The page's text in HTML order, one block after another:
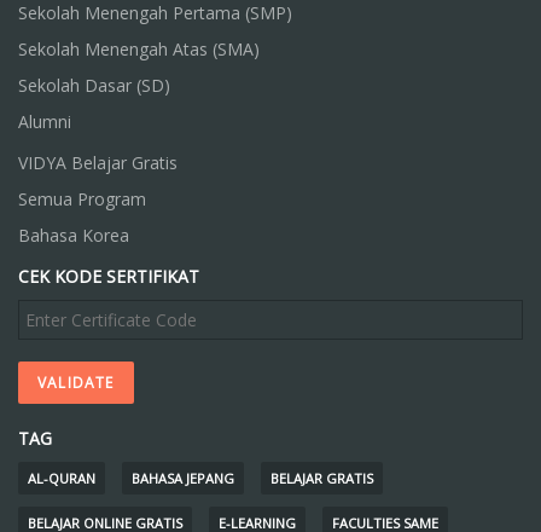
Sekolah Menengah Pertama (SMP)
Sekolah Menengah Atas (SMA)
Sekolah Dasar (SD)
Alumni
VIDYA Belajar Gratis
Semua Program
Bahasa Korea
CEK KODE SERTIFIKAT
TAG
AL-QURAN BAHASA JEPANG BELAJAR GRATIS
BELAJAR ONLINE GRATIS E-LEARNING FACULTIES SAME